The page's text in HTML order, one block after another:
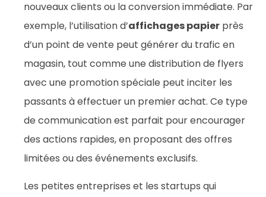
nouveaux clients ou la conversion immédiate. Par
exemple, l’utilisation d’affichages papier près
d’un point de vente peut générer du trafic en
magasin, tout comme une distribution de flyers
avec une promotion spéciale peut inciter les
passants à effectuer un premier achat. Ce type
de communication est parfait pour encourager
des actions rapides, en proposant des offres
limitées ou des événements exclusifs.
Les petites entreprises et les startups qui